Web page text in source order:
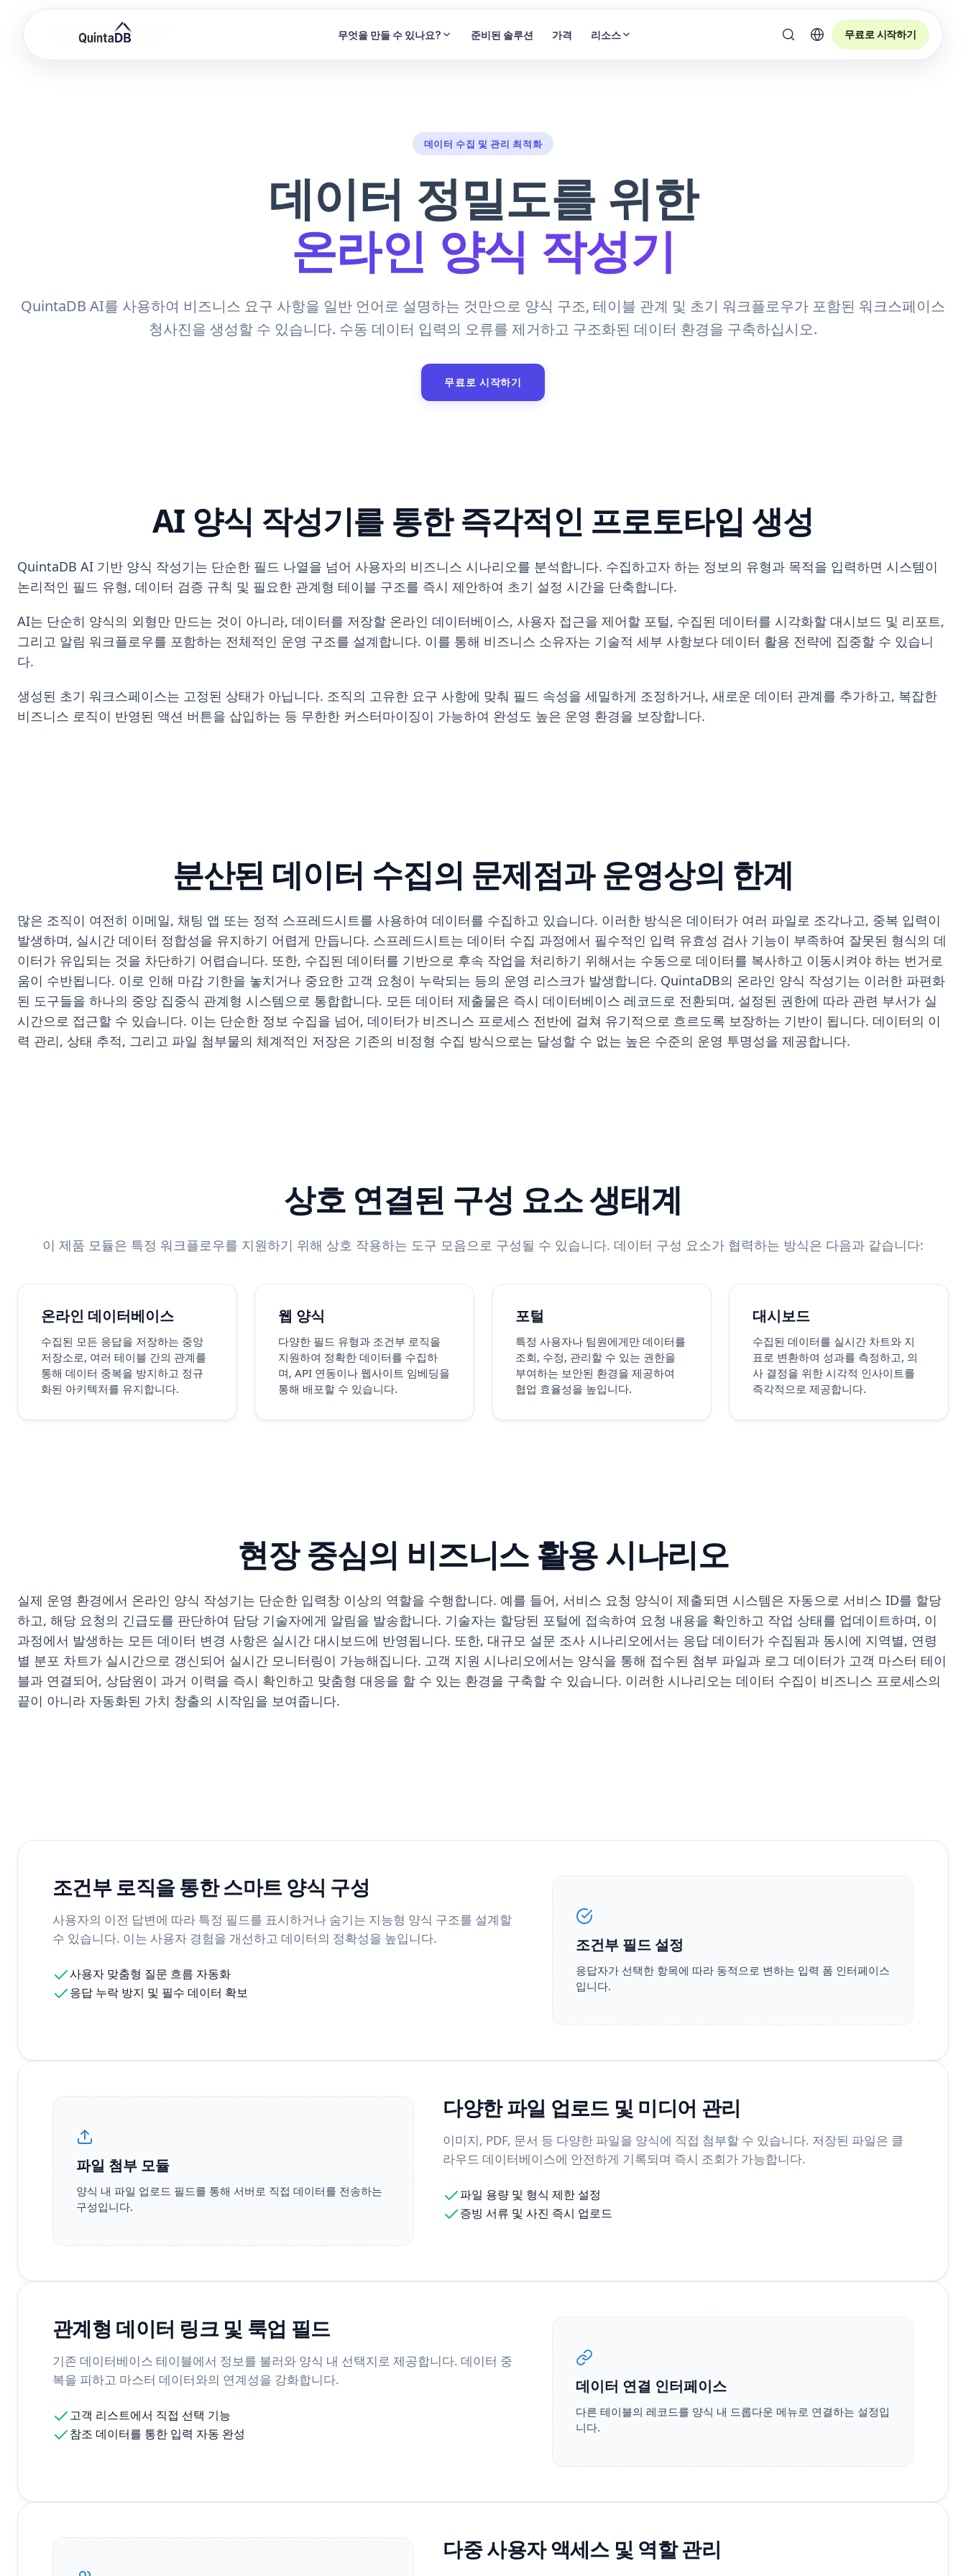
무엇을 만들 수 있나요? 준비된 솔루션 가격 리소스 무료로 시작하기
데이터 수집 및 관리 최적화
데이터 정밀도를 위한
온라인 양식 작성기
QuintaDB AI를 사용하여 비즈니스 요구 사항을 일반 언어로 설명하는 것만으로 양식 구조, 테이블 관계 및 초기 워크플로우가 포함된 워크스페이스
청사진을 생성할 수 있습니다. 수동 데이터 입력의 오류를 제거하고 구조화된 데이터 환경을 구축하십시오.
무료로 시작하기
AI 양식 작성기를 통한 즉각적인 프로토타입 생성
QuintaDB AI 기반 양식 작성기는 단순한 필드 나열을 넘어 사용자의 비즈니스 시나리오를 분석합니다. 수집하고자 하는 정보의 유형과 목적을 입력하면 시스템이
논리적인 필드 유형, 데이터 검증 규칙 및 필요한 관계형 테이블 구조를 즉시 제안하여 초기 설정 시간을 단축합니다.
AI는 단순히 양식의 외형만 만드는 것이 아니라, 데이터를 저장할 온라인 데이터베이스, 사용자 접근을 제어할 포털, 수집된 데이터를 시각화할 대시보드 및 리포트,
그리고 알림 워크플로우를 포함하는 전체적인 운영 구조를 설계합니다. 이를 통해 비즈니스 소유자는 기술적 세부 사항보다 데이터 활용 전략에 집중할 수 있습니
다.
생성된 초기 워크스페이스는 고정된 상태가 아닙니다. 조직의 고유한 요구 사항에 맞춰 필드 속성을 세밀하게 조정하거나, 새로운 데이터 관계를 추가하고, 복잡한
비즈니스 로직이 반영된 액션 버튼을 삽입하는 등 무한한 커스터마이징이 가능하여 완성도 높은 운영 환경을 보장합니다.
분산된 데이터 수집의 문제점과 운영상의 한계
많은 조직이 여전히 이메일, 채팅 앱 또는 정적 스프레드시트를 사용하여 데이터를 수집하고 있습니다. 이러한 방식은 데이터가 여러 파일로 조각나고, 중복 입력이
발생하며, 실시간 데이터 정합성을 유지하기 어렵게 만듭니다. 스프레드시트는 데이터 수집 과정에서 필수적인 입력 유효성 검사 기능이 부족하여 잘못된 형식의 데
이터가 유입되는 것을 차단하기 어렵습니다. 또한, 수집된 데이터를 기반으로 후속 작업을 처리하기 위해서는 수동으로 데이터를 복사하고 이동시켜야 하는 번거로
움이 수반됩니다. 이로 인해 마감 기한을 놓치거나 중요한 고객 요청이 누락되는 등의 운영 리스크가 발생합니다. QuintaDB의 온라인 양식 작성기는 이러한 파편화
된 도구들을 하나의 중앙 집중식 관계형 시스템으로 통합합니다. 모든 데이터 제출물은 즉시 데이터베이스 레코드로 전환되며, 설정된 권한에 따라 관련 부서가 실
시간으로 접근할 수 있습니다. 이는 단순한 정보 수집을 넘어, 데이터가 비즈니스 프로세스 전반에 걸쳐 유기적으로 흐르도록 보장하는 기반이 됩니다. 데이터의 이
력 관리, 상태 추적, 그리고 파일 첨부물의 체계적인 저장은 기존의 비정형 수집 방식으로는 달성할 수 없는 높은 수준의 운영 투명성을 제공합니다.
상호 연결된 구성 요소 생태계
이 제품 모듈은 특정 워크플로우를 지원하기 위해 상호 작용하는 도구 모음으로 구성될 수 있습니다. 데이터 구성 요소가 협력하는 방식은 다음과 같습니다:
온라인 데이터베이스
수집된 모든 응답을 저장하는 중앙
저장소로, 여러 테이블 간의 관계를
통해 데이터 중복을 방지하고 정규
화된 아키텍처를 유지합니다.
웹 양식
다양한 필드 유형과 조건부 로직을
지원하여 정확한 데이터를 수집하
며, API 연동이나 웹사이트 임베딩을
통해 배포할 수 있습니다.
포털
특정 사용자나 팀원에게만 데이터를
조회, 수정, 관리할 수 있는 권한을
부여하는 보안된 환경을 제공하여
협업 효율성을 높입니다.
대시보드
수집된 데이터를 실시간 차트와 지
표로 변환하여 성과를 측정하고, 의
사 결정을 위한 시각적 인사이트를
즉각적으로 제공합니다.
현장 중심의 비즈니스 활용 시나리오
실제 운영 환경에서 온라인 양식 작성기는 단순한 입력창 이상의 역할을 수행합니다. 예를 들어, 서비스 요청 양식이 제출되면 시스템은 자동으로 서비스 ID를 할당
하고, 해당 요청의 긴급도를 판단하여 담당 기술자에게 알림을 발송합니다. 기술자는 할당된 포털에 접속하여 요청 내용을 확인하고 작업 상태를 업데이트하며, 이
과정에서 발생하는 모든 데이터 변경 사항은 실시간 대시보드에 반영됩니다. 또한, 대규모 설문 조사 시나리오에서는 응답 데이터가 수집됨과 동시에 지역별, 연령
별 분포 차트가 실시간으로 갱신되어 실시간 모니터링이 가능해집니다. 고객 지원 시나리오에서는 양식을 통해 접수된 첨부 파일과 로그 데이터가 고객 마스터 테이
블과 연결되어, 상담원이 과거 이력을 즉시 확인하고 맞춤형 대응을 할 수 있는 환경을 구축할 수 있습니다. 이러한 시나리오는 데이터 수집이 비즈니스 프로세스의
끝이 아니라 자동화된 가치 창출의 시작임을 보여줍니다.
조건부 로직을 통한 스마트 양식 구성
사용자의 이전 답변에 따라 특정 필드를 표시하거나 숨기는 지능형 양식 구조를 설계할
수 있습니다. 이는 사용자 경험을 개선하고 데이터의 정확성을 높입니다.
사용자 맞춤형 질문 흐름 자동화
응답 누락 방지 및 필수 데이터 확보
조건부 필드 설정
응답자가 선택한 항목에 따라 동적으로 변하는 입력 폼 인터페이스
입니다.
다양한 파일 업로드 및 미디어 관리
이미지, PDF, 문서 등 다양한 파일을 양식에 직접 첨부할 수 있습니다. 저장된 파일은 클
라우드 데이터베이스에 안전하게 기록되며 즉시 조회가 가능합니다.
파일 용량 및 형식 제한 설정
증빙 서류 및 사진 즉시 업로드
파일 첨부 모듈
양식 내 파일 업로드 필드를 통해 서버로 직접 데이터를 전송하는
구성입니다.
관계형 데이터 링크 및 룩업 필드
기존 데이터베이스 테이블에서 정보를 불러와 양식 내 선택지로 제공합니다. 데이터 중
복을 피하고 마스터 데이터와의 연계성을 강화합니다.
고객 리스트에서 직접 선택 기능
참조 데이터를 통한 입력 자동 완성
데이터 연결 인터페이스
다른 테이블의 레코드를 양식 내 드롭다운 메뉴로 연결하는 설정입
니다.
다중 사용자 액세스 및 역할 관리